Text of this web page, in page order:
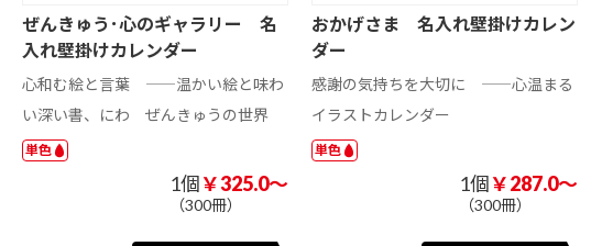
ぜんきゅう･心のギャラリー 名
入れ壁掛けカレンダー
心和む絵と言葉 ――温かい絵と味わ
い深い書、にわ ぜんきゅうの世界
単色
1個￥325.0～
（300冊）
おかげさま 名入れ壁掛けカレン
ダー
感謝の気持ちを大切に ――心温まる
イラストカレンダー
単色
1個￥287.0～
（300冊）